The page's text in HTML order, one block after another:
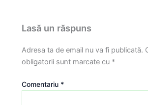
Lasă un răspuns
Adresa ta de email nu va fi publicată.
obligatorii sunt marcate cu *
Comentariu *